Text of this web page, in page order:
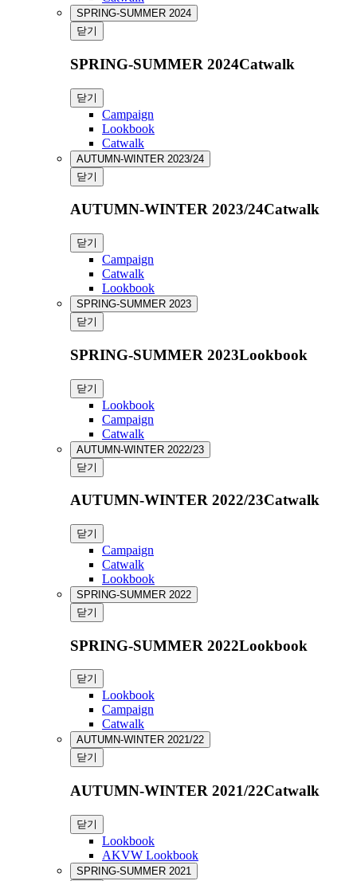
SPRING-SUMMER 2024
닫기
SPRING-SUMMER 2024Catwalk
닫기
Campaign
Lookbook
Catwalk
AUTUMN-WINTER 2023/24
닫기
AUTUMN-WINTER 2023/24Catwalk
닫기
Campaign
Catwalk
Lookbook
SPRING-SUMMER 2023
닫기
SPRING-SUMMER 2023Lookbook
닫기
Lookbook
Campaign
Catwalk
AUTUMN-WINTER 2022/23
닫기
AUTUMN-WINTER 2022/23Catwalk
닫기
Campaign
Catwalk
Lookbook
SPRING-SUMMER 2022
닫기
SPRING-SUMMER 2022Lookbook
닫기
Lookbook
Campaign
Catwalk
AUTUMN-WINTER 2021/22
닫기
AUTUMN-WINTER 2021/22Catwalk
닫기
Lookbook
AKVW Lookbook
SPRING-SUMMER 2021